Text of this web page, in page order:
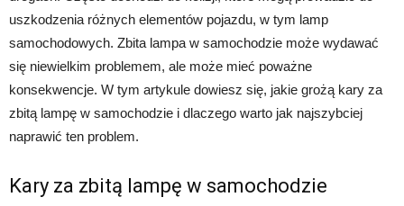
uszkodzenia różnych elementów pojazdu, w tym lamp
samochodowych. Zbita lampa w samochodzie może wydawać
się niewielkim problemem, ale może mieć poważne
konsekwencje. W tym artykule dowiesz się, jakie grożą kary za
zbitą lampę w samochodzie i dlaczego warto jak najszybciej
naprawić ten problem.
Kary za zbitą lampę w samochodzie